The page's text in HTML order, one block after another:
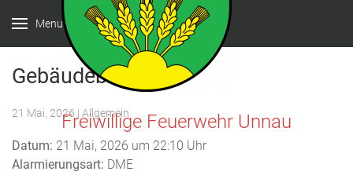
Menu
Freiwillige Feuerwehr Unnau
Gebäudebrand
21 Mai, 2026 | Allgemein
Datum: 21 Mai, 2026 um 22:10 Uhr
Alarmierungsart: DME